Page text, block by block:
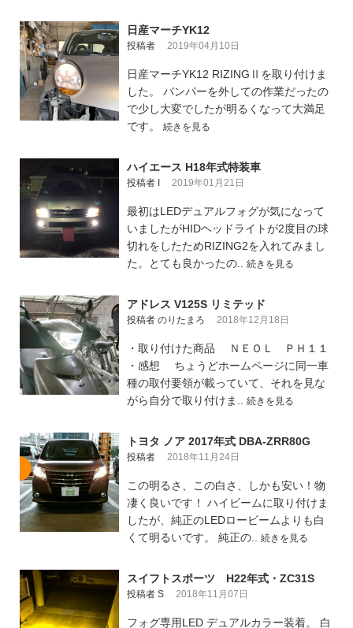
日産マーチYK12
投稿者 2019年04月10日
日産マーチYK12 RIZINGⅡを取り付けま
した。 バンパーを外しての作業だったの
で少し大変でしたが明るくなって大満足
です。 続きを見る
ハイエース H18年式特装車
投稿者 I 2019年01月21日
最初はLEDデュアルフォグが気になって
いましたがHIDヘッドライトが2度目の球
切れをしたためRIZING2を入れてみまし
た。とても良かったの.. 続きを見る
アドレス V125S リミテッド
投稿者 のりたまろ 2018年12月18日
・取り付けた商品 ＮＥＯＬ ＰＨ１１
・感想 ちょうどホームページに同一車
種の取付要領が載っていて、それを見な
がら自分で取り付けま.. 続きを見る
トヨタ ノア 2017年式 DBA-ZRR80G
投稿者 2018年11月24日
この明るさ、この白さ、しかも安い！物
凄く良いです！ ハイビームに取り付けま
したが、純正のLEDロービームよりも白
くて明るいです。 純正の.. 続きを見る
スイフトスポーツ H22年式・ZC31S
投稿者 S 2018年11月07日
フォグ専用LED デュアルカラー装着。 白